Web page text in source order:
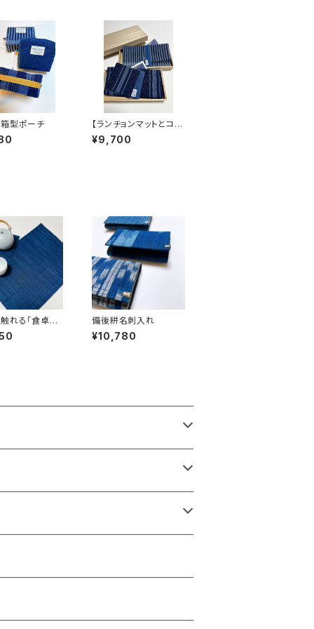
型ポーチ
【ランチョンマットとコー
スターセット】備後絣の
贈り物
¥9,700
れる「食卓布」
一枚仕立て。
備後絣名刺入れ
¥10,780